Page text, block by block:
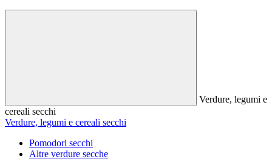
Verdure, legumi e
cereali secchi
Verdure, legumi e cereali secchi
Pomodori secchi
Altre verdure secche